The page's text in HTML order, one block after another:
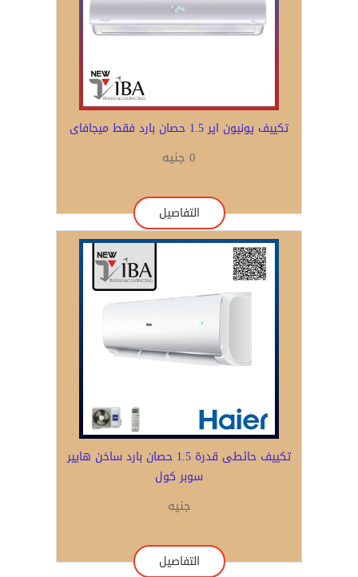
تكييف يونيون اير 1.5 حصان بارد فقط ميجافاى
0 جنيه
التفاصيل
تكييف حائطى قدرة 1.5 حصان بارد ساخن هايير
سوبر كول
جنيه
التفاصيل